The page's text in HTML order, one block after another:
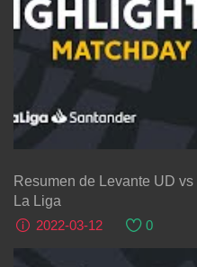
Resumen de Levante UD vs
La Liga
2022-03-12
0